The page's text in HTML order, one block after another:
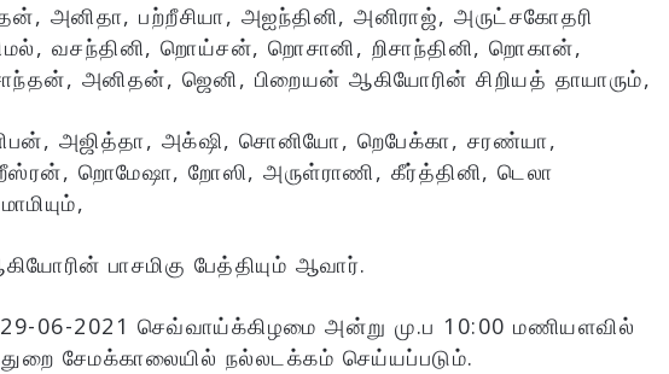
அனிதா, பற்றீசியா, அஐந்தினி, அனிராஜ், அருட்சகோதரி
வசந்தினி, றொய்சன், றொசானி, றிசாந்தினி, றொகான்,
அனிதன், ஜெனி, பிறையன் ஆகியோரின் சிறியத் தாயாரும்,
அஜித்தா, அக்‌ஷி, சொனியோ, றெபேக்கா, சரண்யா,
றொமேஷா, றோஸி, அருள்ராணி, கீர்த்தினி, டெலா
பாசமிகு பேத்தியும் ஆவார்.
06-2021 செவ்வாய்க்கிழமை அன்று மு.ப 10:00 மணியளவில்
சேமக்காலையில் நல்லடக்கம் செய்யப்படும்.